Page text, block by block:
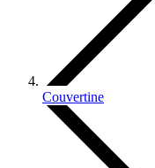
Couvertine